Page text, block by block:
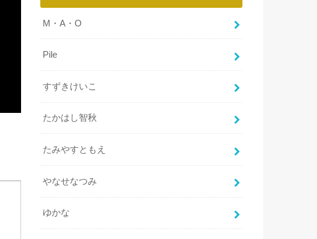
M・A・O
Pile
すずきけいこ
たかはし智秋
たみやすともえ
やなせなつみ
ゆかな